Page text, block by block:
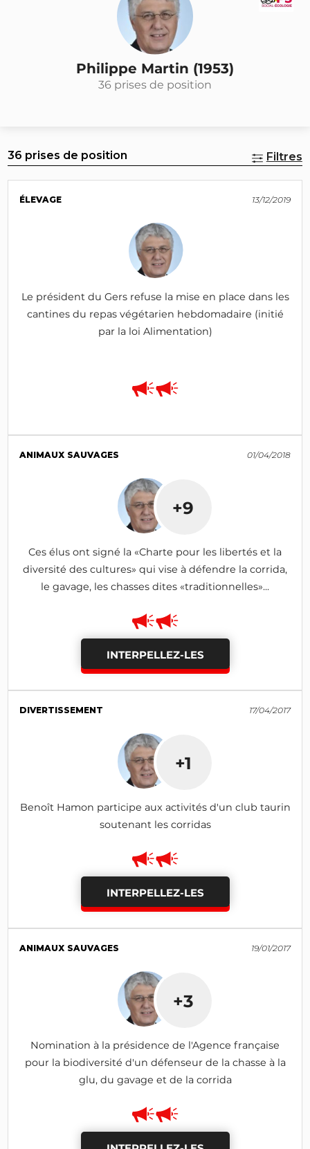
Philippe Martin (1953)
36 prises de position
36 prises de position Filtres
ÉLEVAGE 13/12/2019
Le président du Gers refuse la mise en place dans les
cantines du repas végétarien hebdomadaire (initié
par la loi Alimentation)
ANIMAUX SAUVAGES 01/04/2018
+9
Ces élus ont signé la «Charte pour les libertés et la
diversité des cultures» qui vise à défendre la corrida,
le gavage, les chasses dites «traditionnelles»...
INTERPELLEZ-LES
DIVERTISSEMENT 17/04/2017
+1
Benoît Hamon participe aux activités d'un club taurin
soutenant les corridas
INTERPELLEZ-LES
ANIMAUX SAUVAGES 19/01/2017
+3
Nomination à la présidence de l'Agence française
pour la biodiversité d'un défenseur de la chasse à la
glu, du gavage et de la corrida